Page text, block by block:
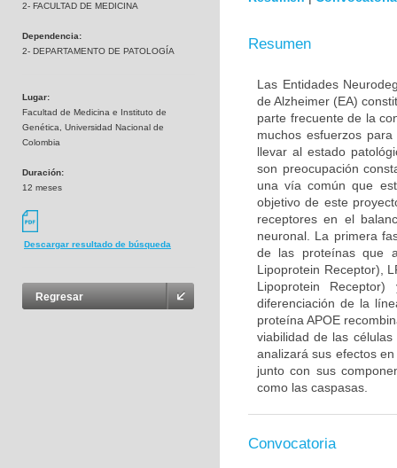
2- FACULTAD DE MEDICINA
Dependencia:
2- DEPARTAMENTO DE PATOLOGÍA
Lugar:
Facultad de Medicina e Instituto de
Genética, Universidad Nacional de
Colombia
Duración:
12 meses
Descargar resultado de búsqueda
Regresar
Resumen
Las Entidades
de Alzheimer (EA)
parte frecuente de la
muchos esfuerzos
llevar al estado
son preocupación
una vía común que
objetivo de este
receptores en el
neuronal. La primera
de las proteínas que
Lipoprotein Receptor),
Lipoprotein
diferenciación de la
proteína APOE
viabilidad de las
analizará sus efectos
junto con sus
como las caspasas.
Convocatoria